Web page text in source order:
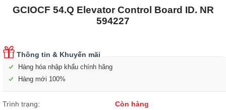
GCIOCF 54.Q Elevator Control Board ID. NR
594227
Thông tin & Khuyến mãi
Hàng hóa nhập khẩu chính hãng
Hàng mới 100%
Trình trạng: Còn hàng